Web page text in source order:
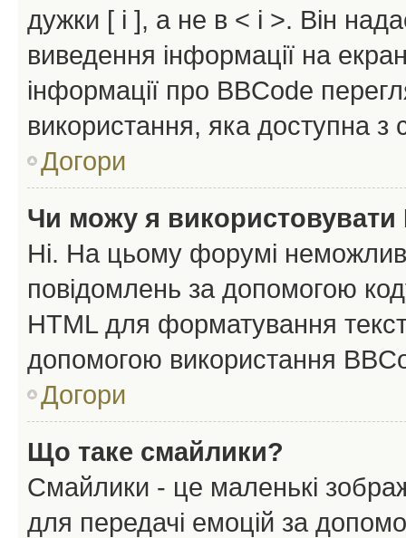
дужки [ і ], а не в < і >. Він
виведення інформації на
інформації про BBCode
використання, яка доступна з
Догори
Чи можу я використовувати
Ні. На цьому форумі
повідомлень за допомогою
HTML для форматування
допомогою використання
Догори
Що таке смайлики?
Смайлики - це маленькі
для передачі емоцій за